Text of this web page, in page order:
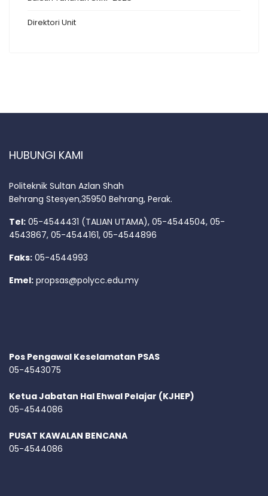
Direktori Unit
HUBUNGI KAMI
Politeknik Sultan Azlan Shah
Behrang Stesyen,35950 Behrang, Perak.
Tel: 05-4544431 (TALIAN UTAMA), 05-4544504, 05-
4543867, 05-4544161, 05-4544896
Faks: 05-4544993
Emel: propsas@polycc.edu.my
Pos Pengawal Keselamatan PSAS
05-4543075
Ketua Jabatan Hal Ehwal Pelajar (KJHEP)
05-4544086
PUSAT KAWALAN BENCANA
05-4544086